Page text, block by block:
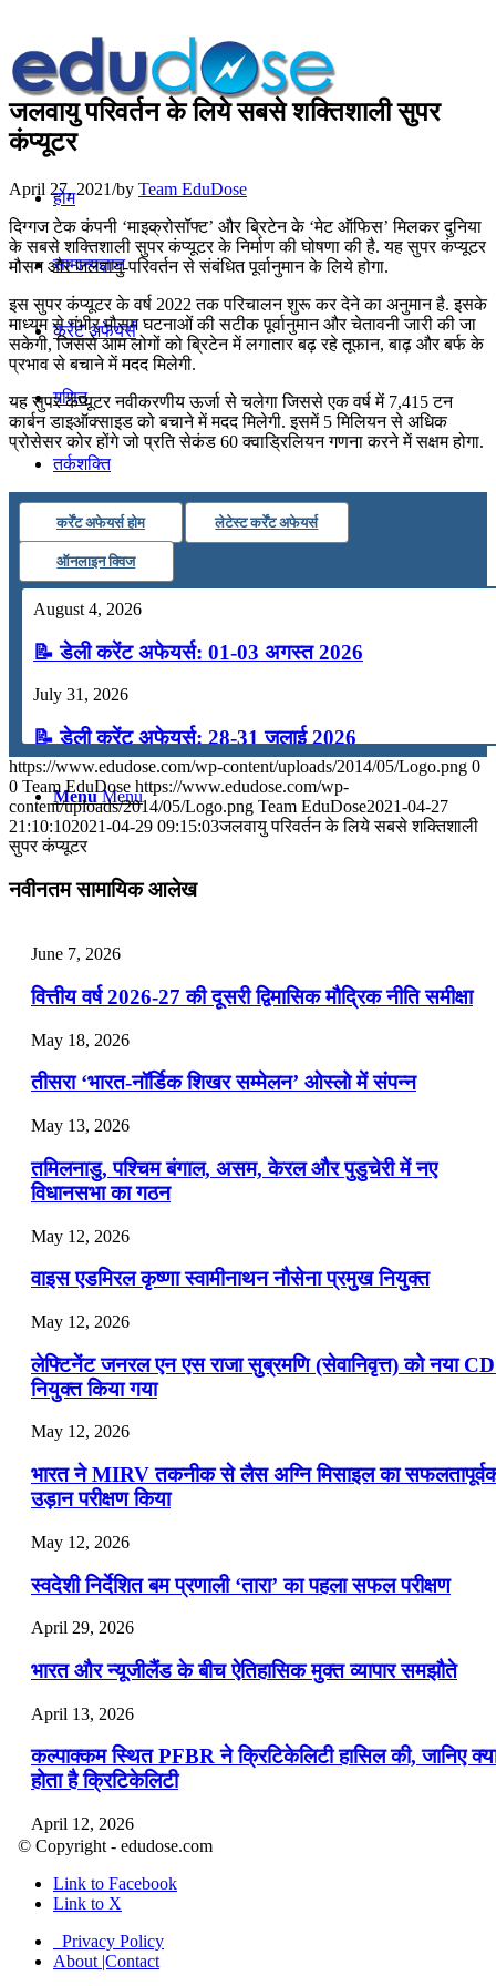
होम
सामान्यज्ञान
करेंट अफेयर्स
गणित
तर्कशक्ति
कंप्यूटर
मॉक टेस्ट
टुडेज जीके
Menu Menu
जलवायु परिवर्तन के लिये सबसे शक्तिशाली सुपर
कंप्यूटर
April 27, 2021/by Team EduDose
दिग्गज टेक कंपनी ‘माइक्रोसॉफ्ट’ और ब्रिटेन के ‘मेट ऑफिस’ मिलकर दुनिया
के सबसे शक्तिशाली सुपर कंप्यूटर के निर्माण की घोषणा की है. यह सुपर कंप्यूटर
मौसम और जलवायु-परिवर्तन से संबंधित पूर्वानुमान के लिये होगा.
इस सुपर कंप्यूटर के वर्ष 2022 तक परिचालन शुरू कर देने का अनुमान है. इसके
माध्यम से गंभीर मौसम घटनाओं की सटीक पूर्वानुमान और चेतावनी जारी की जा
सकेगी, जिससे आम लोगों को ब्रिटेन में लगातार बढ़ रहे तूफान, बाढ़ और बर्फ के
प्रभाव से बचाने में मदद मिलेगी.
यह सुपर कंप्यूटर नवीकरणीय ऊर्जा से चलेगा जिससे एक वर्ष में 7,415 टन
कार्बन डाइऑक्साइड को बचाने में मदद मिलेगी. इसमें 5 मिलियन से अधिक
प्रोसेसर कोर होंगे जो प्रति सेकंड 60 क्वाड्रिलियन गणना करने में सक्षम होगा.
कर्रेंट अफेयर्स होम लेटेस्ट कर्रेंट अफेयर्स
ऑनलाइन क्विज
August 4, 2026
📝 डेली करेंट अफेयर्स: 01-03 अगस्त 2026
July 31, 2026
📝 डेली करेंट अफेयर्स: 28-31 जुलाई 2026
July 28, 2026
📝 डेली करेंट अफेयर्स: 25-27 जुलाई 2026
July 22, 2026
📝 डेली करेंट अफेयर्स: 19-21 जुलाई 2026
July 19, 2026
📝 डेली करेंट अफेयर्स: 16-18 जुलाई 2026
July 16, 2026
📝 डेली करेंट अफेयर्स: 13-15 जुलाई 2026
https://www.edudose.com/wp-content/uploads/2014/05/Logo.png 0
0 Team EduDose https://www.edudose.com/wp-
content/uploads/2014/05/Logo.png Team EduDose2021-04-27
21:10:102021-04-29 09:15:03जलवायु परिवर्तन के लिये सबसे शक्तिशाली
सुपर कंप्यूटर
नवीनतम सामायिक आलेख
June 7, 2026
वित्तीय वर्ष 2026-27 की दूसरी द्विमासिक मौद्रिक नीति समीक्षा
May 18, 2026
तीसरा ‘भारत-नॉर्डिक शिखर सम्मेलन’ ओस्लो में संपन्न
May 13, 2026
तमिलनाडु, पश्चिम बंगाल, असम, केरल और पुडुचेरी में नए
विधानसभा का गठन
May 12, 2026
वाइस एडमिरल कृष्णा स्वामीनाथन नौसेना प्रमुख नियुक्त
May 12, 2026
लेफ्टिनेंट जनरल एन एस राजा सुब्रमणि (सेवानिवृत्त) को नया
नियुक्त किया गया
May 12, 2026
भारत ने MIRV तकनीक से लैस अग्नि मिसाइल का
उड़ान परीक्षण किया
May 12, 2026
स्वदेशी निर्देशित बम प्रणाली ‘तारा’ का पहला सफल परीक्षण
April 29, 2026
भारत और न्यूजीलैंड के बीच ऐतिहासिक मुक्त व्यापार समझौते
April 13, 2026
कल्पाक्कम स्थित PFBR ने क्रिटिकेलिटी हासिल की, जानिए
होता है क्रिटिकेलिटी
April 12, 2026
April 9, 2026
नासा का आर्टेमिस-2 मिशन: मनुष्य एक बार फिर से चंद्रमा के
पहुंचा
© Copyright - edudose.com
Link to Facebook
Link to X
Privacy Policy
About |Contact